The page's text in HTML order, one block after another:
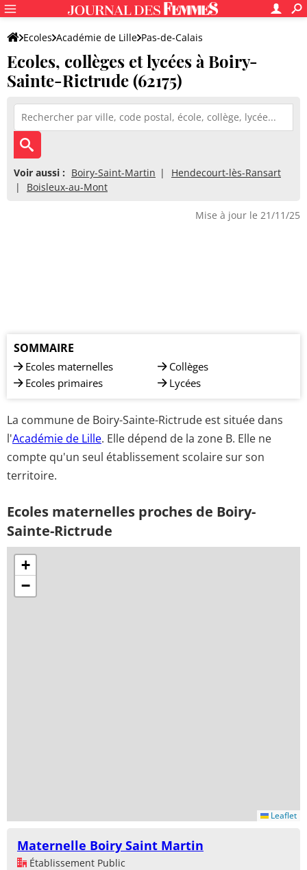
Ecoles Académie de Lille Pas-de-Calais
Ecoles, collèges et lycées à Boiry-
Sainte-Rictrude (62175)
Voir aussi : Boiry-Saint-Martin
Hendecourt-lès-Ransart
Boisleux-au-Mont
Mise à jour le 21/11/25
SOMMAIRE
Ecoles maternelles
Ecoles primaires
Collèges
Lycées
La commune de Boiry-Sainte-Rictrude est située dans
l'Académie de Lille. Elle dépend de la zone B. Elle ne
compte qu'un seul établissement scolaire sur son
territoire.
Ecoles maternelles proches de Boiry-
Sainte-Rictrude
+
−
Leaflet
Maternelle Boiry Saint Martin
Établissement Public